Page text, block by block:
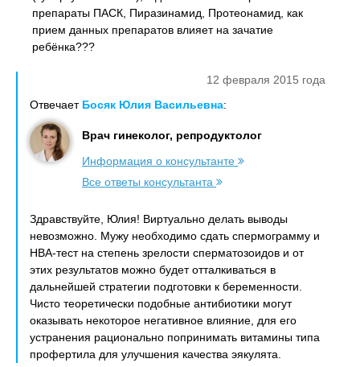
препараты ПАСК, Пиразинамид, Протеонамид, как
прием данных препаратов влияет на зачатие
ребёнка???
12 февраля 2015 года
Отвечает Босяк Юлия Васильевна:
Врач гинеколог, репродуктолог
Информация о консультанте
Все ответы консультанта
Здравствуйте, Юлия! Виртуально делать выводы
невозможно. Мужу необходимо сдать спермограмму и
НВА-тест на степень зрелости сперматозоидов и от
этих результатов можно будет отталкиваться в
дальнейшей стратегии подготовки к беременности.
Чисто теоретически подобные антибиотики могут
оказывать некоторое негативное влияние, для его
устранения рационально попринимать витамины типа
профертила для улучшения качества эякулята.